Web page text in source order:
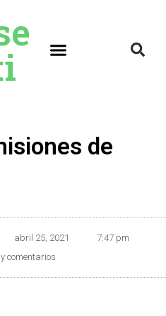
de
abril 25, 2021
7:47 pm
comentarios